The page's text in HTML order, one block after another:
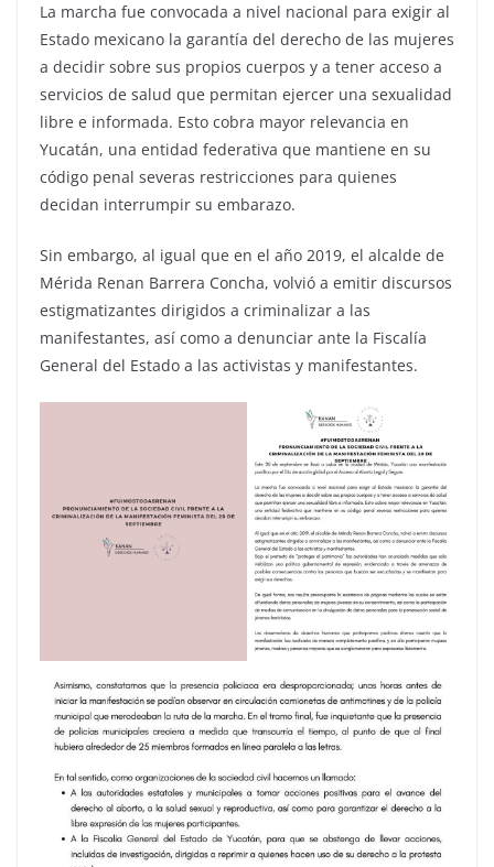
La marcha fue convocada a nivel nacional para exigir al
Estado mexicano la garantía del derecho de las mujeres
a decidir sobre sus propios cuerpos y a tener acceso a
servicios de salud que permitan ejercer una sexualidad
libre e informada. Esto cobra mayor relevancia en
Yucatán, una entidad federativa que mantiene en su
código penal severas restricciones para quienes
decidan interrumpir su embarazo.
Sin embargo, al igual que en el año 2019, el alcalde de
Mérida Renan Barrera Concha, volvió a emitir discursos
estigmatizantes dirigidos a criminalizar a las
manifestantes, así como a denunciar ante la Fiscalía
General del Estado a las activistas y manifestantes.